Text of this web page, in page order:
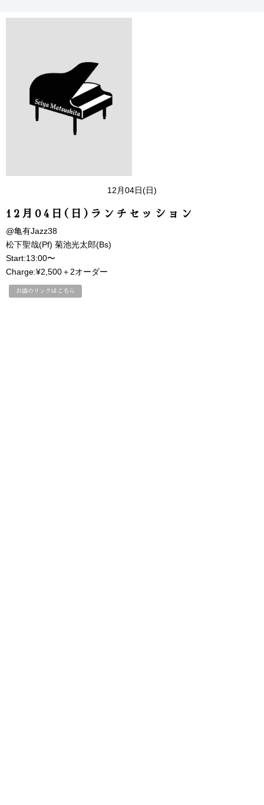
12月04日(日)
12月04日(日)ランチセッション
@亀有Jazz38
松下聖哉(Pf) 菊池光太郎(Bs)
Start:13:00〜
Charge:¥2,500＋2オーダー
お店のリンクはこちら